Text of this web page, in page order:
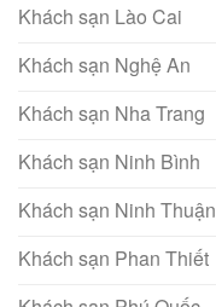
Khách sạn Lào Cai
Khách sạn Nghệ An
Khách sạn Nha Trang
Khách sạn Ninh Bình
Khách sạn Ninh Thuận
Khách sạn Phan Thiết